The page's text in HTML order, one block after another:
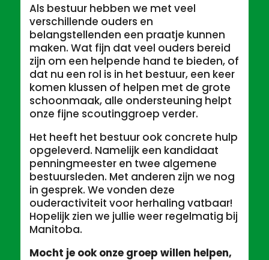
Als bestuur hebben we met veel
verschillende ouders en
belangstellenden een praatje kunnen
maken. Wat fijn dat veel ouders bereid
zijn om een helpende hand te bieden, of
dat nu een rol is in het bestuur, een keer
komen klussen of helpen met de grote
schoonmaak, alle ondersteuning helpt
onze fijne scoutinggroep verder.
Het heeft het bestuur ook concrete hulp
opgeleverd. Namelijk een kandidaat
penningmeester en twee algemene
bestuursleden. Met anderen zijn we nog
in gesprek. We vonden deze
ouderactiviteit voor herhaling vatbaar!
Hopelijk zien we jullie weer regelmatig bij
Manitoba.
Mocht je ook onze groep willen helpen,